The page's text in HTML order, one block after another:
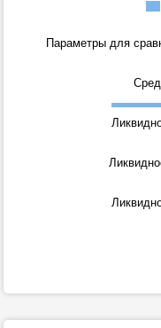
Параметры для